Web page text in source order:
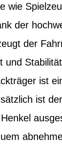
wie
der
der
und
ist
ist